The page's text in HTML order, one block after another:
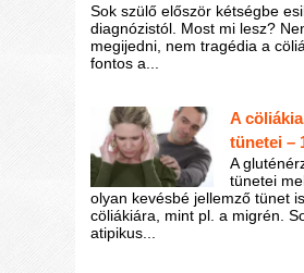
Sok szülő először kétségbe
diagnózistól. Most mi lesz?
megijedni, nem tragédia a
fontos a...
A
tünetei –
A
tünetei
olyan kevésbé jellemző tünet
cöliákiára, mint pl. a migrén.
atipikus...